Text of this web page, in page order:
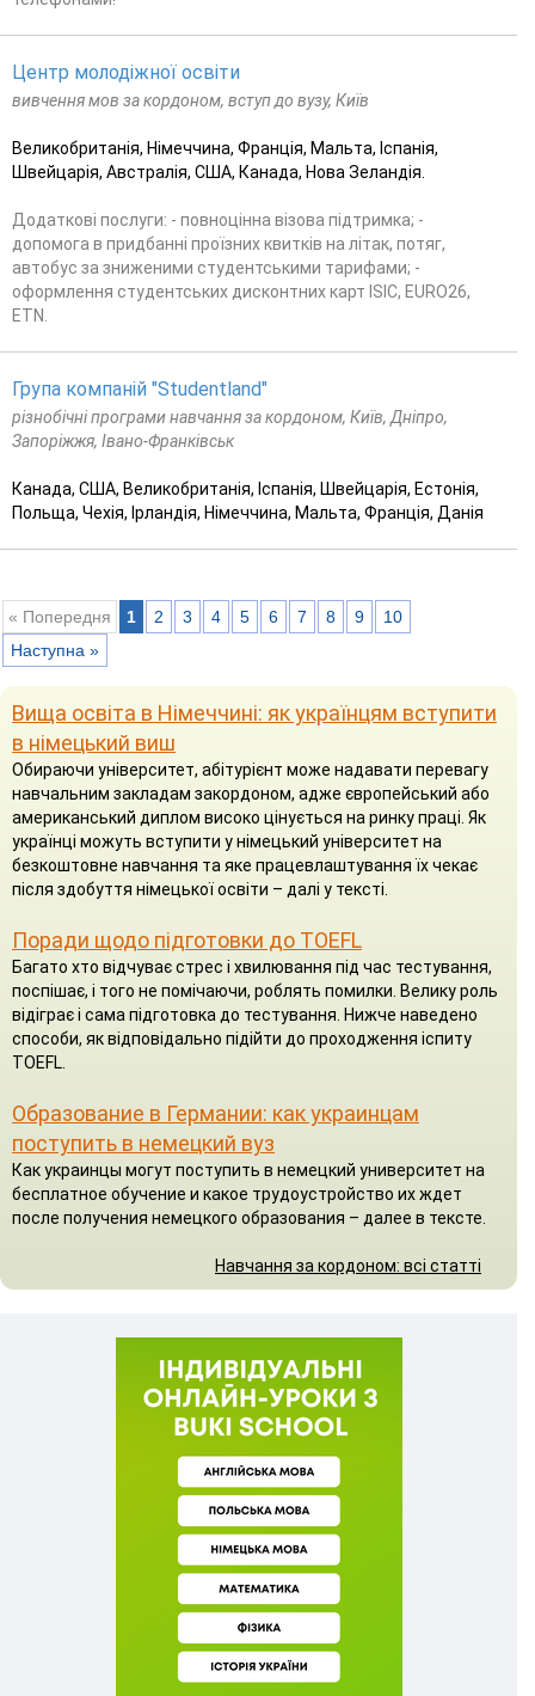
Центр молодіжної освіти
вивчення мов за кордоном, вступ до вузу, Київ
Великобританія, Німеччина, Франція, Мальта, Іспанія,
Швейцарія, Австралія, США, Канада, Нова Зеландія.
Додаткові послуги: - повноцінна візова підтримка; -
допомога в придбанні проїзних квитків на літак, потяг,
автобус за зниженими студентськими тарифами; -
оформлення студентських дисконтних карт ISIC, EURO26,
ETN.
Група компаній "Studentland"
різнобічні програми навчання за кордоном, Київ, Дніпро,
Запоріжжя, Івано-Франківськ
Канада, США, Великобританія, Іспанія, Швейцарія, Естонія,
Польща, Чехія, Ірландія, Німеччина, Мальта, Франція, Данія
« Попередня 1 2 3 4 5 6 7 8 9
10
Наступна »
Вища освіта в Німеччині: як українцям вступити
в німецький виш
Обираючи університет, абітурієнт може надавати перевагу
навчальним закладам закордоном, адже європейський або
американський диплом високо цінується на ринку праці. Як
українці можуть вступити у німецький університет на
безкоштовне навчання та яке працевлаштування їх чекає
після здобуття німецької освіти – далі у тексті.
Поради щодо підготовки до TOEFL
Багато хто відчуває стрес і хвилювання під час тестування,
поспішає, і того не помічаючи, роблять помилки. Велику роль
відіграє і сама підготовка до тестування. Нижче наведено
способи, як відповідально підійти до проходження іспиту
TOEFL.
Образование в Германии: как украинцам
поступить в немецкий вуз
Как украинцы могут поступить в немецкий университет на
бесплатное обучение и какое трудоустройство их ждет
после получения немецкого образования – далее в тексте.
Навчання за кордоном: всі статті